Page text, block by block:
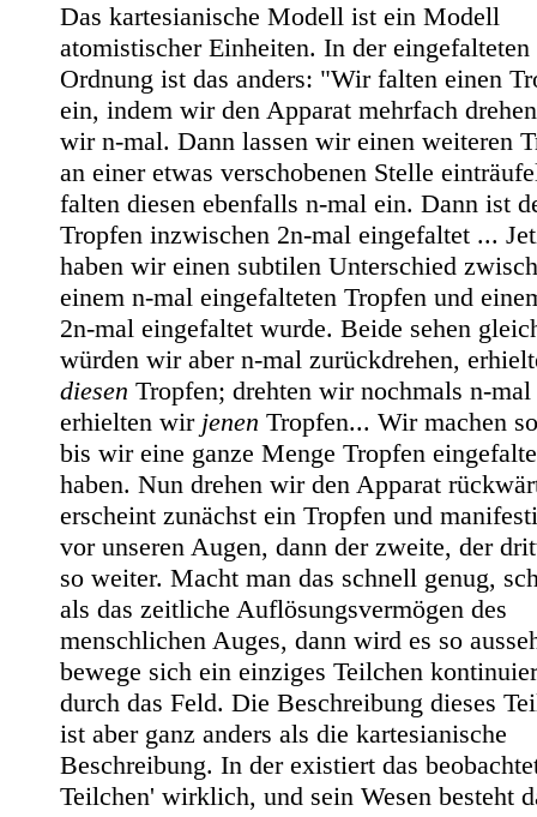
Das kartesianische Modell ist ein Modell
atomistischer Einheiten. In der eingefalteten
Ordnung ist das anders: "Wir falten einen
ein, indem wir den Apparat mehrfach
wir n-mal. Dann lassen wir einen weiteren
an einer etwas verschobenen Stelle
falten diesen ebenfalls n-mal ein. Dann ist
Tropfen inzwischen 2n-mal eingefaltet ...
haben wir einen subtilen Unterschied
einem n-mal eingefalteten Tropfen und
2n-mal eingefaltet wurde. Beide sehen
würden wir aber n-mal zurückdrehen,
diesen Tropfen; drehten wir nochmals n-
erhielten wir jenen Tropfen... Wir machen
bis wir eine ganze Menge Tropfen
haben. Nun drehen wir den Apparat
erscheint zunächst ein Tropfen und
vor unseren Augen, dann der zweite, der
so weiter. Macht man das schnell genug,
als das zeitliche Auflösungsvermögen des
menschlichen Auges, dann wird es so
bewege sich ein einziges Teilchen
durch das Feld. Die Beschreibung dieses
ist aber ganz anders als die kartesianische
Beschreibung. In der existiert das
Teilchen' wirklich, und sein Wesen besteht